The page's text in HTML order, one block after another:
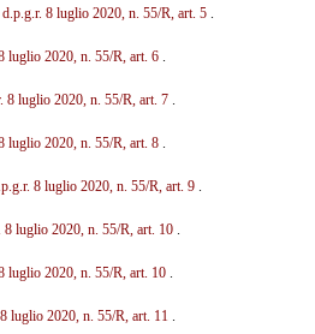
d.p.g.r. 8 luglio 2020, n. 55/R, art. 5.
luglio 2020, n. 55/R, art. 6.
8 luglio 2020, n. 55/R, art. 7.
luglio 2020, n. 55/R, art. 8.
8 luglio 2020, n. 55/R, art. 9.
8 luglio 2020, n. 55/R, art. 10.
luglio 2020, n. 55/R, art. 10.
luglio 2020, n. 55/R, art. 11.